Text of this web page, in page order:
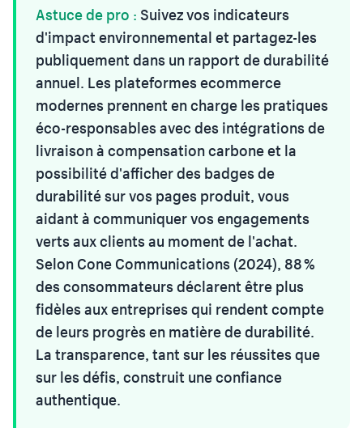
Astuce de pro : Suivez vos indicateurs
d'impact environnemental et partagez-les
publiquement dans un rapport de durabilité
annuel. Les plateformes ecommerce
modernes prennent en charge les pratiques
éco-responsables avec des intégrations de
livraison à compensation carbone et la
possibilité d'afficher des badges de
durabilité sur vos pages produit, vous
aidant à communiquer vos engagements
verts aux clients au moment de l'achat.
Selon Cone Communications (2024), 88 %
des consommateurs déclarent être plus
fidèles aux entreprises qui rendent compte
de leurs progrès en matière de durabilité.
La transparence, tant sur les réussites que
sur les défis, construit une confiance
authentique.